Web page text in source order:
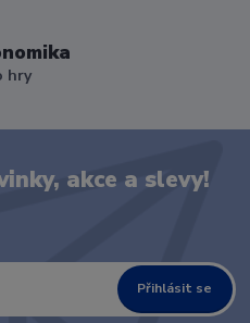
hry
akce a slevy!
Přihlásit se